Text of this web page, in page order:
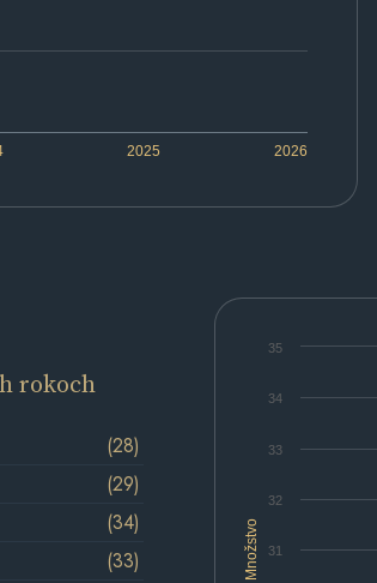
2025 2026
Množstvo 31
32
33
34
35
rokoch
(28)
(29)
(34)
(33)